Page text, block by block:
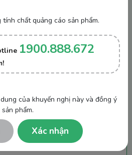
sữa:
màng giàu dinh dưỡng bao
được bài tiết vào sữa. Đây
thông minh hơn.
thiện hệ miễn dịch giúp bé
tật hiệu quả hơn. Cuối cùng
đường ruột, giúp bé dễ
chất dinh dưỡng và phòng
Nutramigen
A+ vani 360 plus
chất quảng cáo sản phẩm.
1900.888.672
của khuyến nghị này và đồng ý
phẩm.
Xác nhận